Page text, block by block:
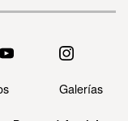
Galerías